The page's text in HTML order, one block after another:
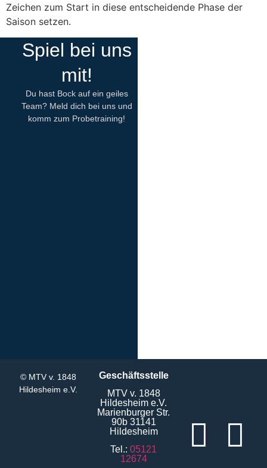
Zeichen zum Start in diese entscheidende Phase der
Saison setzen.
Spiel bei uns
mit!
Du hast Bock auf ein geiles
Team? Meld dich bei uns und
komm zum Probetraining!
© MTV v. 1848
Hildesheim e.V.
Geschäftsstelle
MTV v. 1848
Hildesheim e.V.
Marienburger Str.
90b 31141
Hildesheim
Tel.: 05121
12674